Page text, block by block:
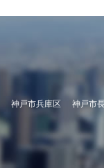
神戸市兵庫区 神戸市